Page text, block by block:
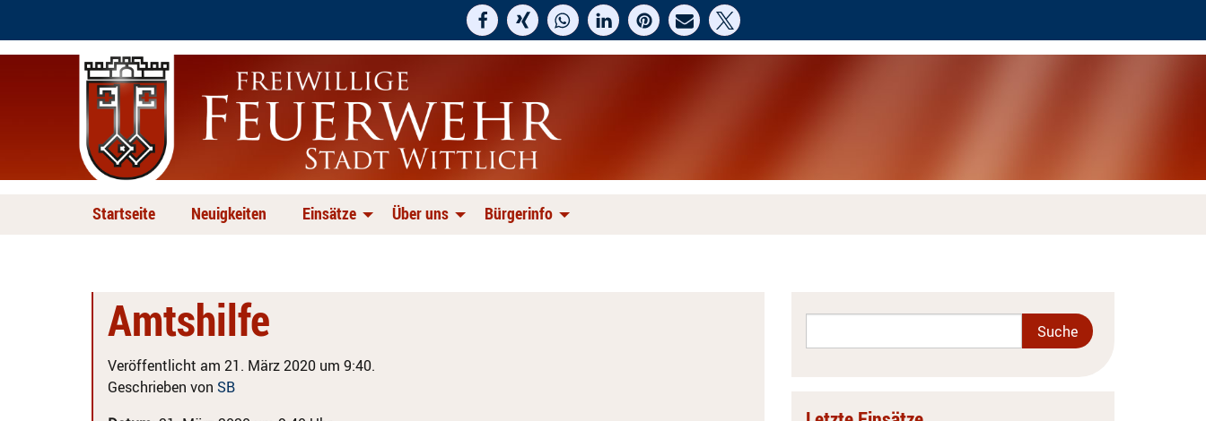
Startseite Neuigkeiten Einsätze Über uns Bürgerinfo
Amtshilfe
Veröffentlicht am 21. März 2020 um 9:40.
Geschrieben von SB